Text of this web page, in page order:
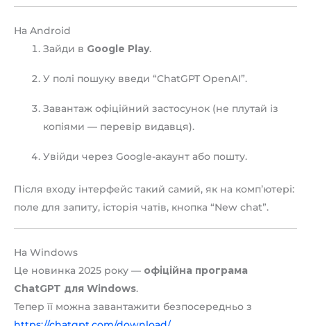
На Android
Зайди в Google Play.
У полі пошуку введи “ChatGPT OpenAI”.
Завантаж офіційний застосунок (не плутай із
копіями — перевір видавця).
Увійди через Google-акаунт або пошту.
Після входу інтерфейс такий самий, як на комп’ютері:
поле для запиту, історія чатів, кнопка “New chat”.
На Windows
Це новинка 2025 року — офіційна програма
ChatGPT для Windows.
Тепер її можна завантажити безпосередньо з